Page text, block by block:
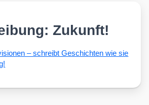
Zukunft!
– schreibt Geschich­ten wie sie